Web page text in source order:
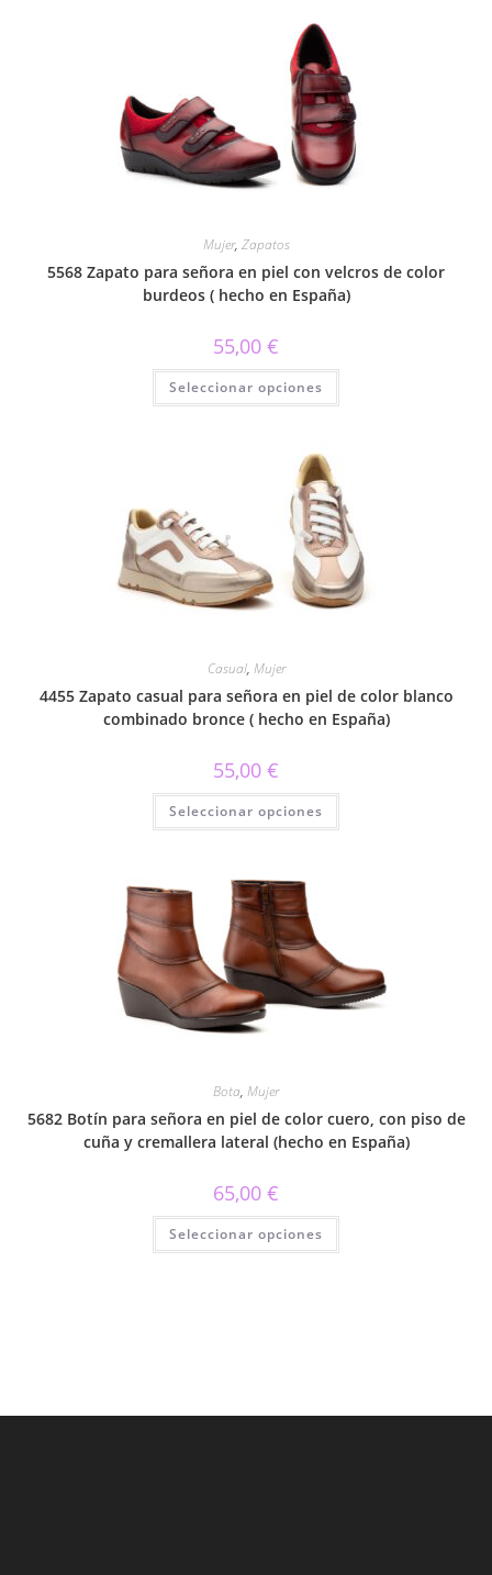
Mujer, Zapatos
5568 Zapato para señora en piel con velcros de color
burdeos ( hecho en España)
55,00 €
Seleccionar opciones
Este
tiene
se
pueden
elegir
en
la
página
de
producto
Casual, Mujer
4455 Zapato casual para señora en piel de color blanco
combinado bronce ( hecho en España)
55,00 €
Seleccionar opciones
Este
tiene
la
página
de
producto
Bota, Mujer
5682 Botín para señora en piel de color cuero, con piso de
cuña y cremallera lateral (hecho en España)
65,00 €
Seleccionar opciones
Este
tiene
de